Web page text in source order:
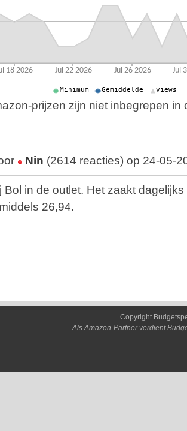
prijzen zijn niet inbegrepen in
Nin (2614 reacties) op 24-05-
Bol in de outlet. Het zaakt
26,94.
Copyright
Als Amazon-Partner verdient